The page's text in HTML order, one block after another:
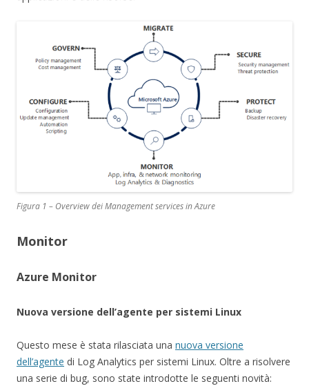
Figura 1 – Overview dei Management services in Azure
Monitor
Azure Monitor
Nuova versione dell’agente per sistemi Linux
Questo mese è stata rilasciata una nuova versione
dell’agente di Log Analytics per sistemi Linux. Oltre a risolvere
una serie di bug, sono state introdotte le seguenti novità: